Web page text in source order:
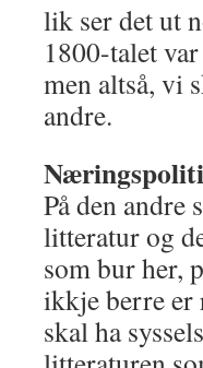
lik ser det ut
1800-talet
men altså, vi
andre.
På den andre
litteratur og
som bur her,
ikkje berre
skal ha